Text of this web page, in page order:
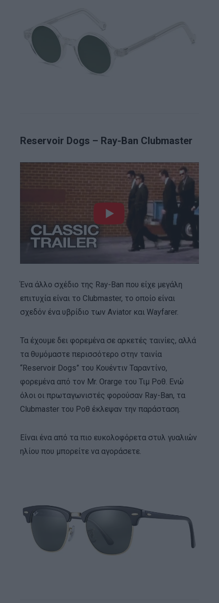
Reservoir Dogs – Ray-Ban Clubmaster
Ένα άλλο σχέδιο της Ray-Ban που είχε μεγάλη
επιτυχία είναι το Clubmaster, το οποίο είναι
σχεδόν ένα υβρίδιο των Aviator και Wayfarer.
Τα έχουμε δει φορεμένα σε αρκετές ταινίες, αλλά
τα θυμόμαστε περισσότερο στην ταινία
“Reservoir Dogs” του Κουέντιν Ταραντίνο,
φορεμένα από τον Mr. Orarge του Τιμ Ροθ. Ενώ
όλοι οι πρωταγωνιστές φορούσαν Ray-Ban, τα
Clubmaster του Ροθ έκλεψαν την παράσταση.
Είναι ένα από τα πιο ευκολοφόρετα στυλ γυαλιών
ηλίου που μπορείτε να αγοράσετε.